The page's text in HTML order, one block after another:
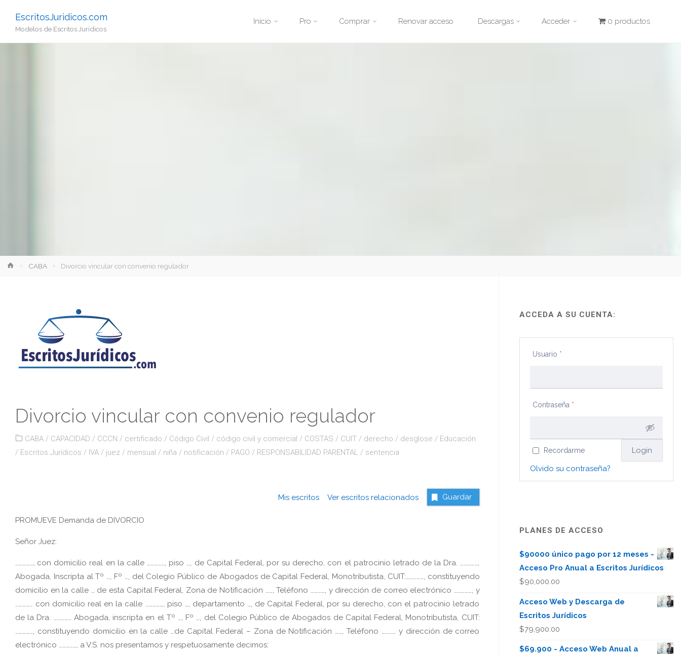
EscritosJuridicos.com
Modelos de Escritos Jurídicos
Inicio Pro Comprar Renovar acceso Descargas Acceder 0 productos
InicioCABA Divorcio vincular con convenio regulador
Divorcio vincular con convenio regulador
CABA / CAPACIDAD / CCCN / certificado / Código Civil / código civil y comercial / COSTAS / CUIT / derecho / desglose / Educación
/ Escritos Jurídicos / IVA / juez / mensual / niña / notificación / PAGO / RESPONSABILIDAD PARENTAL / sentencia
Mis escritosVer escritos relacionados Guardar
PROMUEVE Demanda de DIVORCIO
Señor Juez:
, con domicilio real en la calle ……………, piso …, de Capital Federal, por su derecho, con el patrocinio letrado de la Dra. ……………,
Abogada, Inscripta al Tº …, Fº …, del Colegio Público de Abogados de Capital Federal, Monotributista, CUIT:……………, constituyendo
domicilio en la calle … de esta Capital Federal, Zona de Notificación ……, Teléfono …………, y dirección de correo electrónico ……………, y
…………… con domicilio real en la calle ……………, piso …, departamento …, de Capital Federal, por su derecho, con el patrocinio letrado
de la Dra. …………… Abogada, inscripta en el Tº …, Fº …, del Colegio Público de Abogados de Capital Federal, Monotributista, CUIT:
……………, constituyendo domicilio en la calle …de Capital Federal – Zona de Notificación ……, Teléfono ………… y dirección de correo
electrónico ……………, a V.S. nos presentamos y respetuosamente decimos:
ACCEDA A SU CUENTA:
Usuario *
Contraseña *
Recordarme
Olvido su contraseña?
PLANES DE ACCESO
$90000 único pago por 12 meses -
Acceso Pro Anual a Escritos Jurídicos
$90,000.00
Acceso Web y Descarga de
Escritos Jurídicos
$79,900.00
$69.900 - Acceso Web Anual a